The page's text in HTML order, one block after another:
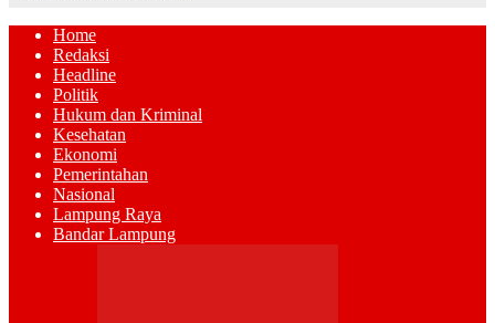
Home
Redaksi
Headline
Politik
Hukum dan Kriminal
Kesehatan
Ekonomi
Pemerintahan
Nasional
Lampung Raya
Bandar Lampung